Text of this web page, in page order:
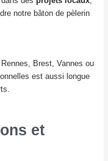
notre bâton de pèlerin
Brest, Vannes ou
est aussi longue
et